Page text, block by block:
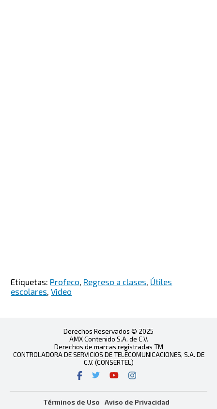
Etiquetas: Profeco Regreso a clases Útiles
escolares ,Video
Derechos Reservados © 2025
AMX Contenido S.A. de C.V.
Derechos de marcas registradas TM
CONTROLADORA DE SERVICIOS DE TELECOMUNICACIONES, S.A. DE
C.V. (CONSERTEL)
Términos de Uso Aviso de Privacidad